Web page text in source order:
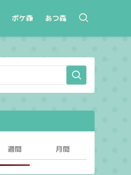
ポケ森 あつ森
週間 月間